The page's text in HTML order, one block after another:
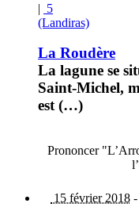
| 5
(Landiras)
La Roudère
La lagune se
Saint-Michel,
est (…)
Prononcer
15 février 2018 -